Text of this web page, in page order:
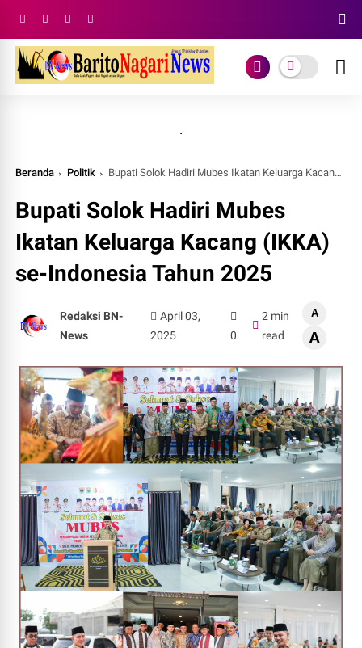
.
Beranda Politik Bupati Solok Hadiri Mubes Ikatan Keluarga Kacang (IKKA) se-Indonesia Tahun 2025
Bupati Solok Hadiri Mubes
Ikatan Keluarga Kacang (IKKA)
se-Indonesia Tahun 2025
Redaksi BN-
News
April 03,
2025
0
2 min
read
A
A